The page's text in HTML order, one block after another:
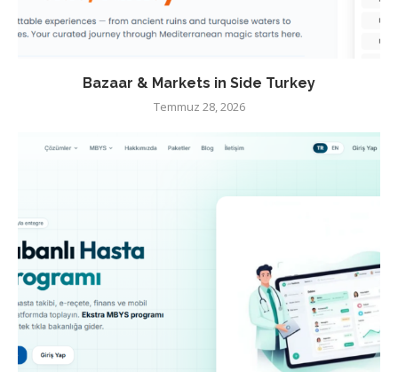
Bazaar & Markets in Side Turkey
Temmuz 28, 2026